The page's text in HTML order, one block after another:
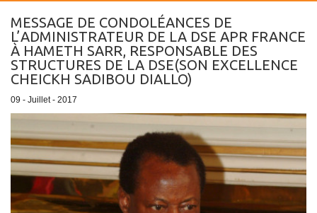
MESSAGE DE CONDOLÉANCES DE
L’ADMINISTRATEUR DE LA DSE APR FRANCE
À HAMETH SARR, RESPONSABLE DES
STRUCTURES DE LA DSE(SON EXCELLENCE
CHEICKH SADIBOU DIALLO)
09 - Juillet - 2017